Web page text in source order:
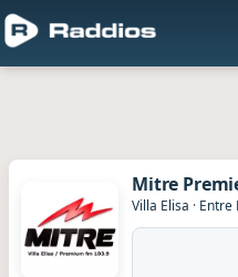
Mitre
Villa Elisa · Entre